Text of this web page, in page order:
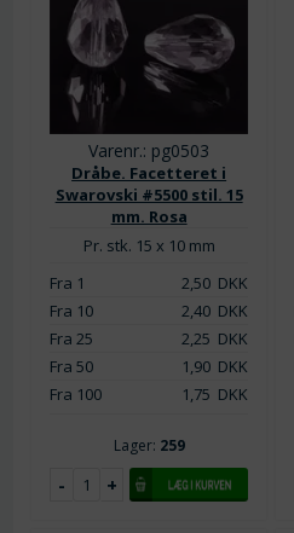
Varenr.: pg0503
Dråbe. Facetteret i
Swarovski #5500 stil. 15
mm. Rosa
Pr. stk. 15 x 10 mm
Fra 1
2,50DKK
Fra 10
2,40DKK
Fra 25
2,25 DKK
Fra 50
1,90DKK
Fra 100
1,75 DKK
Lager: 259